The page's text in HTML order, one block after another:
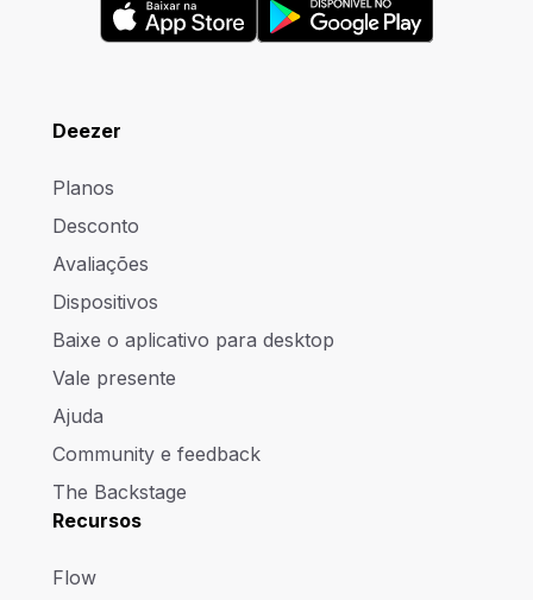
Deezer
Planos
Desconto
Avaliações
Dispositivos
Baixe o aplicativo para desktop
Vale presente
Ajuda
Community e feedback
The Backstage
Recursos
Flow